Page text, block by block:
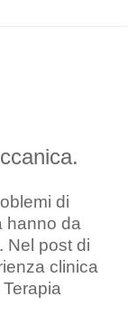
di
hanno da
. Nel post di
clinica